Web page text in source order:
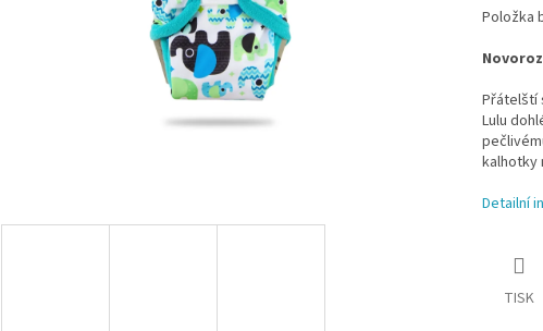
Položka
Přátelští
Lulu
kalhotky
Detailní
TISK